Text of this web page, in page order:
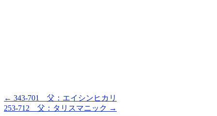
← 343-701 父：エイシンヒカリ
253-712 父：タリスマニック →